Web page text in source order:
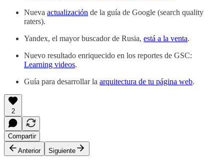
Nueva actualización de la guía de Google (search quality
raters).
Yandex, el mayor buscador de Rusia, está a la venta.
Nuevo resultado enriquecido en los reportes de GSC:
Learning videos.
Guía para desarrollar la arquitectura de tu página web.
2
Compartir
Anterior
Siguiente